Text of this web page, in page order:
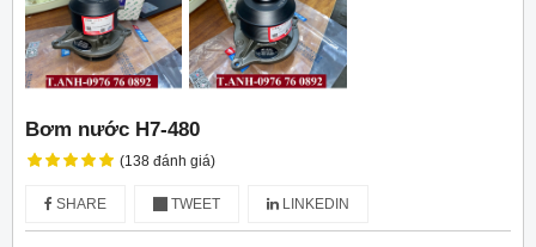
Bơm nước H7-480
(138 đánh giá)
SHARE TWEET LINKEDIN